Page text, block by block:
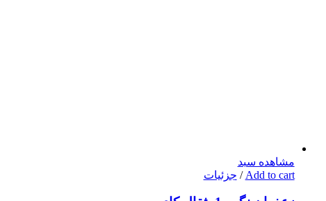
مشاهده سبد
Add to cart
/ جزئیات